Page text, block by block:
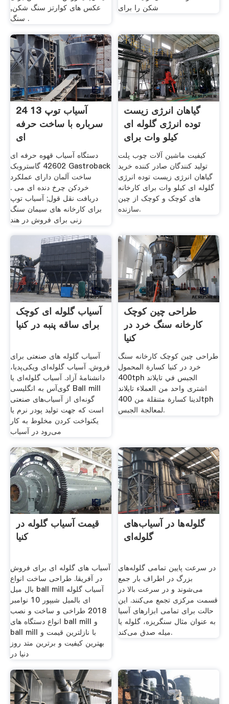
عکس های کوارتز سنگ شکن,
سنگ .
شكن را برای
24 13 آسیاب توپ
سرباره با ساخت حرفه
ای
دستگاه آسیاب قهوه حرفه ای
42602 گاستروبک Gastroback
ساخت آلمان دارای عملکرد
خردکن چرخ دنده ای می .
دریافت نقل قول; آسیاب توپ
برای کارخانه های سیمان سنگ
زنی برای فروش در هند
گیاهان انرژی زیست
توده انرژی گلوله ای
کیلو وات برای
کیفیت ماشین آلات چوب پلت
تولید کنندگان صادر کننده خرید
گیاهان انرژی زیست توده انرژی
گلوله ای کیلو وات برای کارخانه
های کوچک و کوچک از چین
سازنده.
آسیاب گلوله ای کوچک
برای ساقه پنبه در کنیا
آسیاب گلوله های صنعتی برای
فروش. آسیاب گلوله‌ای ویکی‌پدیا،
دانشنامهٔ آزاد. آسیاب گلوله‌ای یا
گوی‌آس به انگلیسی Ball mill
گونه‌ای از آسیاب‌های صنعتی
است که جهت تولید پودر نرم یا
یکنواخت کردن مخلوط به کار
می‌رود در آسیاب
طراحی چین کوچک
کارخانه سنگ خرد در
کنیا
طراحی چین کوچک کارخانه سنگ
خرد در کنیا كسارة المحمول
400tph الجبس في تايلاند
اشترى واحد من العملاء تايلاند
لدينا كسارة متنقلة من 400tph
لمعالجة الجبس.
قیمت آسیاب گلوله در
کنیا
آسیاب های گلوله ای برای فروش
در آفریقا. طراحی ساخت انواع
بال میل ball mill آسیاب گلوله
ای بالمیل شیپور 10 نوامبر
2018 طراخی و ساخت و نصب
انواع دستگاه های ball mill و
ball mill با نازلترین قیمت و
بهترین کیفیت و برترین متد روز
دنیا در
گلوله‌ها در آسیاب‌های
گلوله‌ای
در سرعت پایین تمامی گلوله‌های
بزرگ در اطراف بار جمع
می‌شوند و در سرعت بالا در
قسمت مركزی تجمع می‌كنند. ‌این
حالت برای تمامی ابزارهای آسیا
به عنوان مثال سنگریزه، گلوله یا
میله صدق می‌كند.